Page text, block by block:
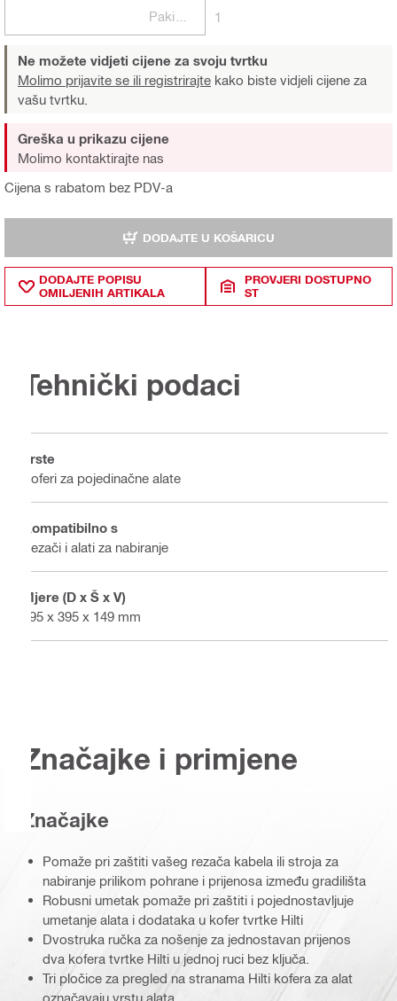
1
Ne možete vidjeti cijene za svoju tvrtku
Molimo prijavite se ili registrirajte kako biste vidjeli cijene za
vašu tvrtku.
Cijena s rabatom bez PDV-a
Greška u prikazu cijene
Molimo kontaktirajte nas
DODAJTE U KOŠARICU
DODAJTE POPISU
OMILJENIH ARTIKALA
PROVJERI DOSTUPNO
ST
Tehnički podaci
Vrste
Koferi za pojedinačne alate
Kompatibilno s
Rezači i alati za nabiranje
Mjere (D x Š x V)
495 x 395 x 149 mm
Značajke i primjene
Značajke
Pomaže pri zaštiti vašeg rezača kabela ili stroja za
nabiranje prilikom pohrane i prijenosa između gradilišta
Robusni umetak pomaže pri zaštiti i pojednostavljuje
umetanje alata i dodataka u kofer tvrtke Hilti
Dvostruka ručka za nošenje za jednostavan prijenos
dva kofera tvrtke Hilti u jednoj ruci bez ključa.
Tri pločice za pregled na stranama Hilti kofera za alat
označavaju vrstu alata